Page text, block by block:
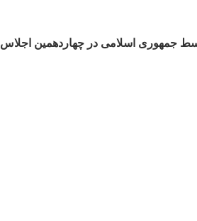
جمهوری اسلامی در چهاردهمين اجلاس